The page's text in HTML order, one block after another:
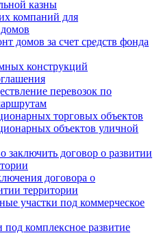
казны
компаний для
домов за счет средств фонда
конструкций
перевозок по
торговых объектов
объектов уличной
заключить договор о развитии
договора о
территории
участки под коммерческое
под комплексное развитие